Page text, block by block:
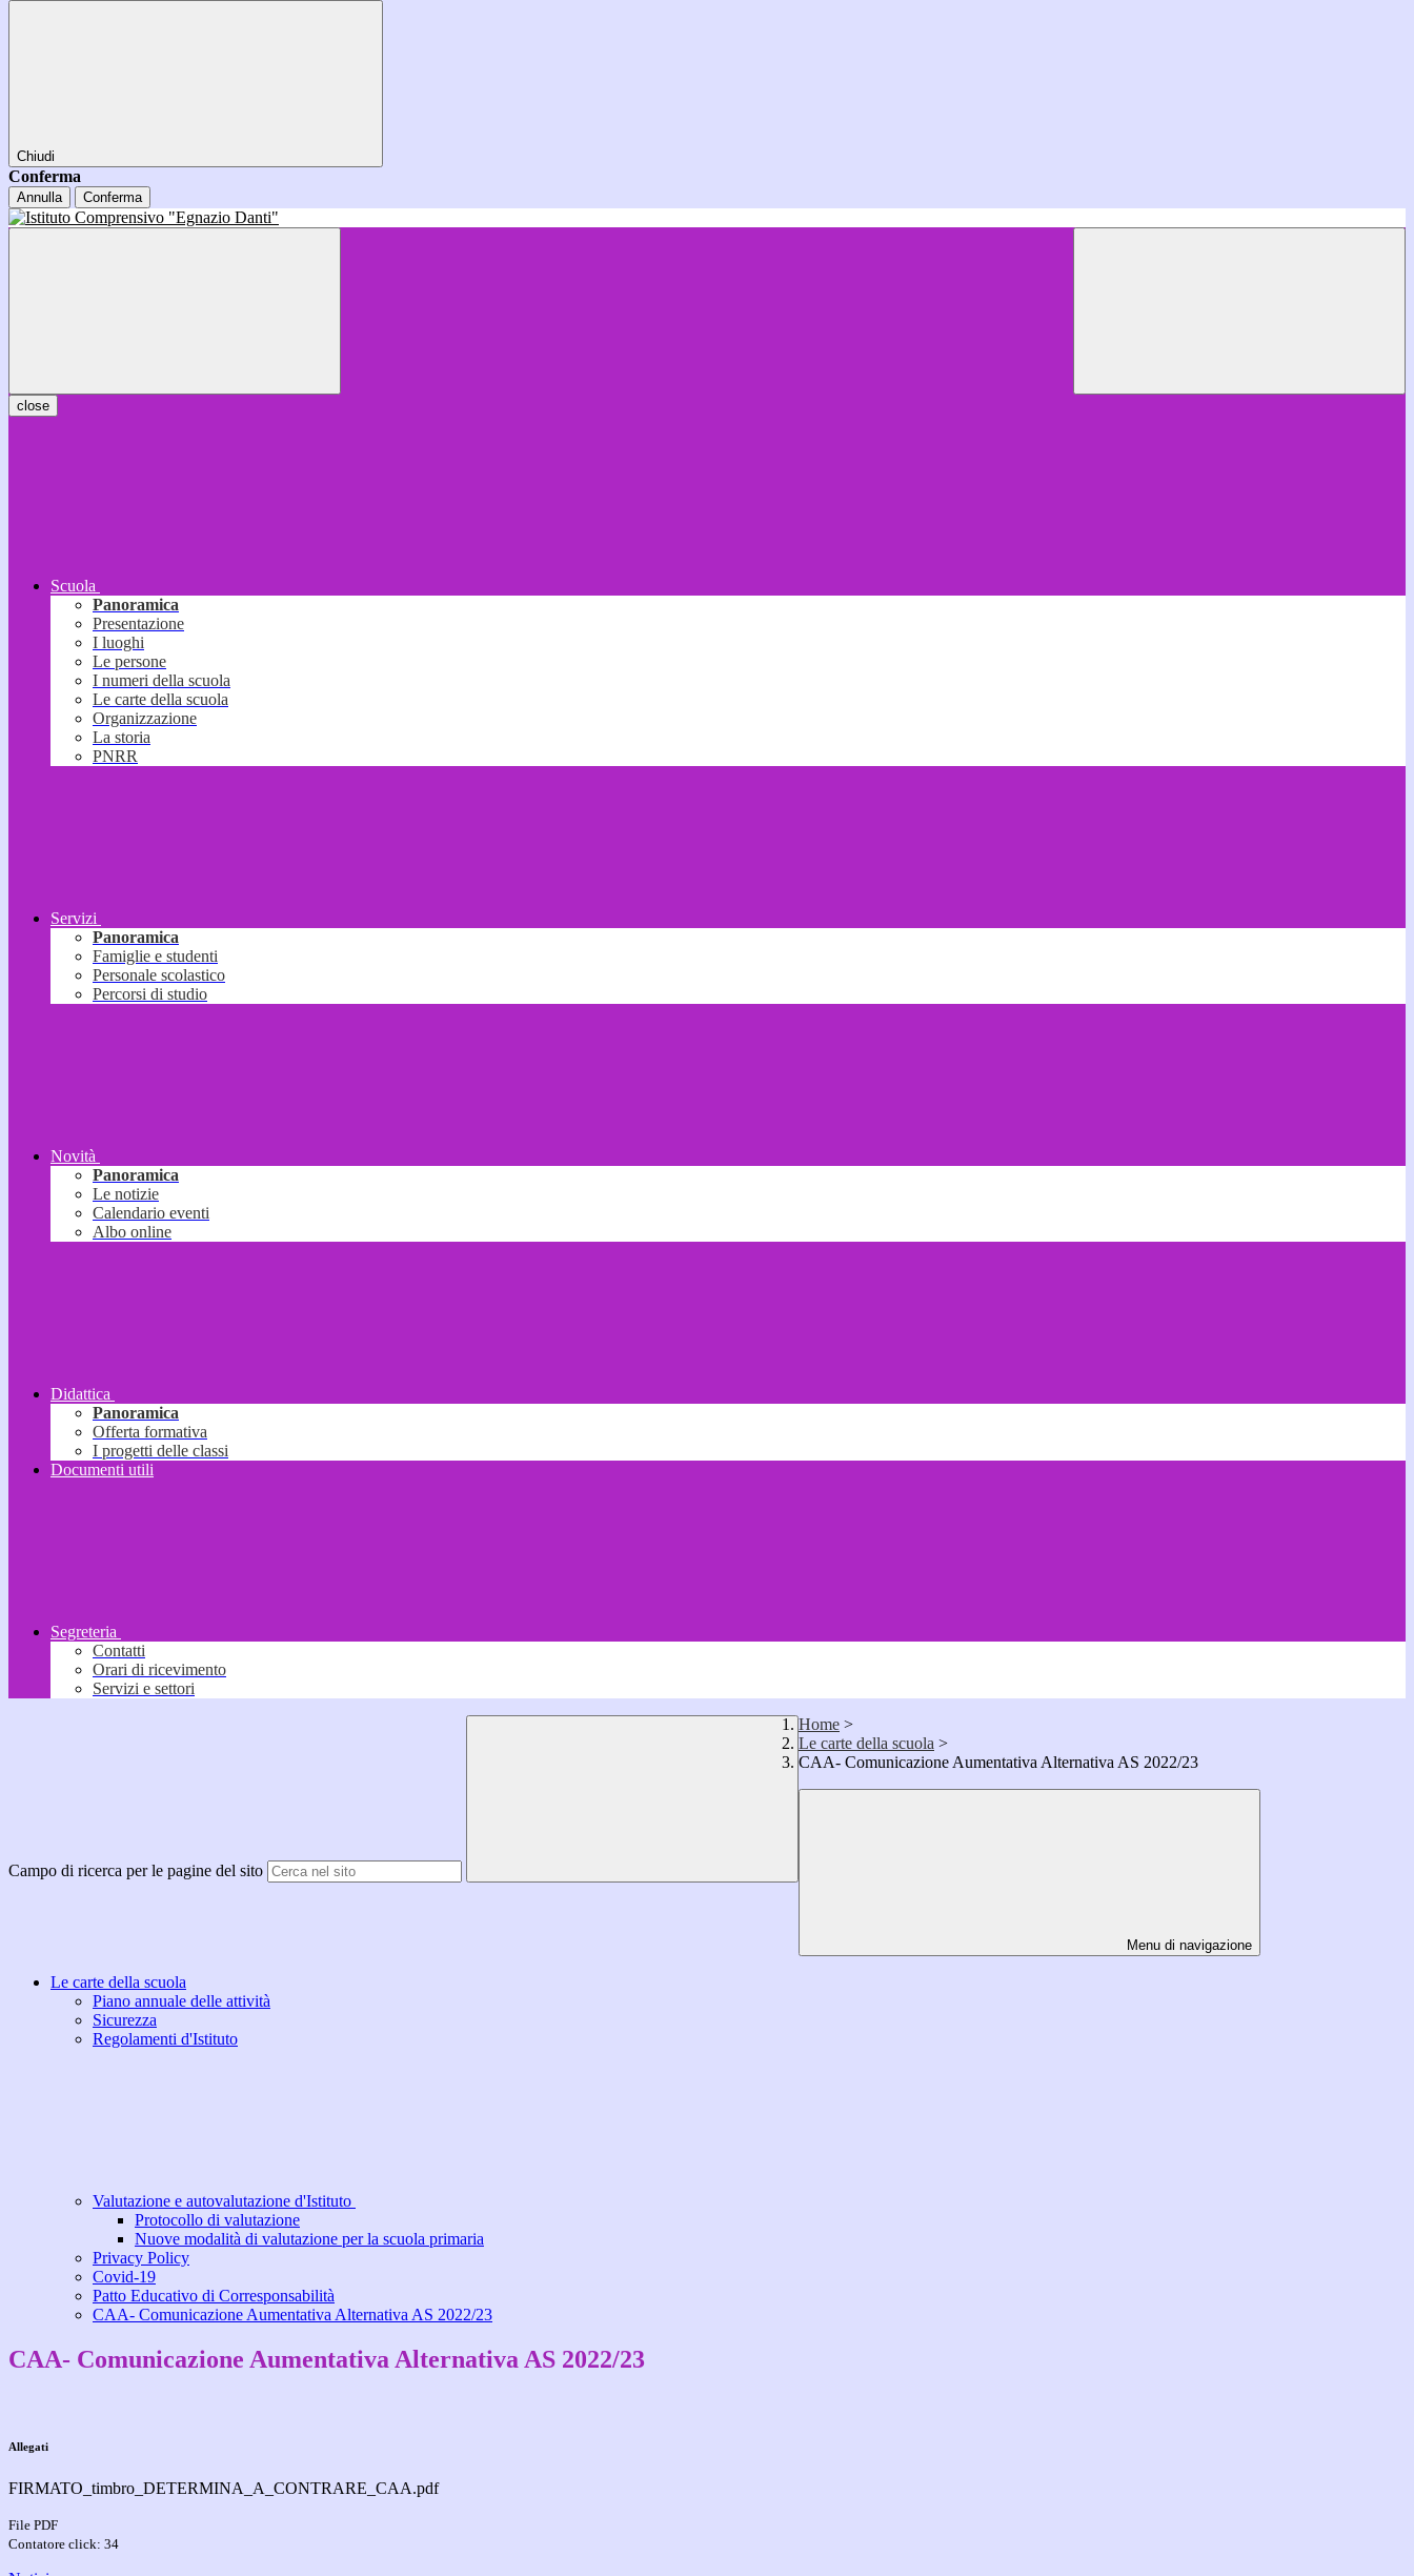
Chiudi
Conferma
Annulla Conferma
close
Scuola
Panoramica
Presentazione
I luoghi
Le persone
I numeri della scuola
Le carte della scuola
Organizzazione
La storia
PNRR
Servizi
Panoramica
Famiglie e studenti
Personale scolastico
Percorsi di studio
Novità
Panoramica
Le notizie
Calendario eventi
Albo online
Didattica
Panoramica
Offerta formativa
I progetti delle classi
Documenti utili
Segreteria
Contatti
Orari di ricevimento
Servizi e settori
Campo di ricerca per le pagine del sito
Home >
Le carte della scuola >
CAA- Comunicazione Aumentativa Alternativa AS 2022/23
Menu di navigazione
Le carte della scuola
Piano annuale delle attività
Sicurezza
Regolamenti d'Istituto
Valutazione e autovalutazione d'Istituto
Protocollo di valutazione
Nuove modalità di valutazione per la scuola primaria
Privacy Policy
Covid-19
Patto Educativo di Corresponsabilità
CAA- Comunicazione Aumentativa Alternativa AS 2022/23
CAA- Comunicazione Aumentativa Alternativa AS 2022/23
Allegati
FIRMATO_timbro_DETERMINA_A_CONTRARE_CAA.pdf
File PDF
Contatore click: 34